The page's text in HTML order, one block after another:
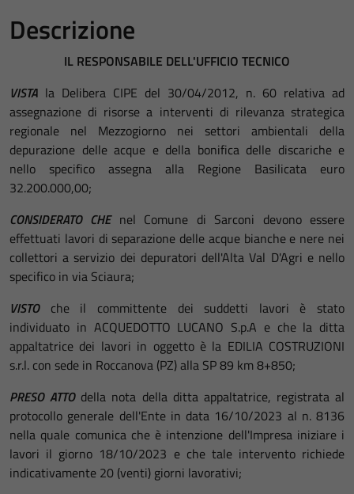
Descrizione
IL RESPONSABILE DELL'UFFICIO TECNICO
VISTA la Delibera CIPE del 30/04/2012, n. 60 relativa ad
assegnazione di risorse a interventi di rilevanza strategica
regionale nel Mezzogiorno nei settori ambientali della
depurazione delle acque e della bonifica delle discariche e
nello specifico assegna alla Regione Basilicata euro
32.200.000,00;
CONSIDERATO CHE nel Comune di Sarconi devono essere
effettuati lavori di separazione delle acque bianche e nere nei
collettori a servizio dei depuratori dell'Alta Val D'Agri e nello
specifico in via Sciaura;
VISTO che il committente dei suddetti lavori è stato
individuato in ACQUEDOTTO LUCANO S.p.A e che la ditta
appaltatrice dei lavori in oggetto è la EDILIA COSTRUZIONI
s.r.l. con sede in Roccanova (PZ) alla SP 89 km 8+850;
PRESO ATTO della nota della ditta appaltatrice, registrata al
protocollo generale dell'Ente in data 16/10/2023 al n. 8136
nella quale comunica che è intenzione dell'Impresa iniziare i
lavori il giorno 18/10/2023 e che tale intervento richiede
indicativamente 20 (venti) giorni lavorativi;